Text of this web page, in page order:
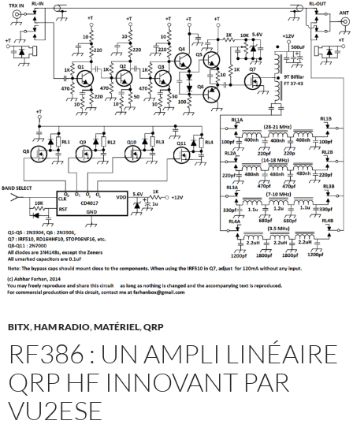
BITX,HAM RADIO,MATÉRIEL,QRP
RF386 : UN AMPLI LINÉAIRE
QRP HF INNOVANT PAR
VU2ESE